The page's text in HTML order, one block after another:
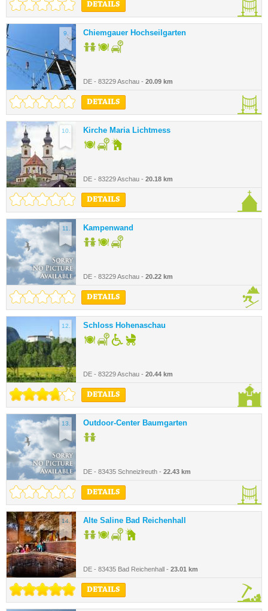
DETAILS
9. Chiemgauer Hochseilgarten
DE - 83229 Aschau - 20.09 km
DETAILS
10. Kirche Maria Lichtmess
DE - 83229 Aschau - 20.18 km
DETAILS
11. Kampenwand
DE - 83229 Aschau - 20.22 km
DETAILS
12. Schloss Hohenaschau
DE - 83229 Aschau - 20.44 km
DETAILS
13. Outdoor-Center Baumgarten
DE - 83435 Schneizlreuth - 22.43 km
DETAILS
14. Alte Saline Bad Reichenhall
DE - 83435 Bad Reichenhall - 23.01 km
DETAILS